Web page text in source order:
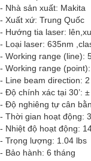
- Nhà sản xuất: Makita
- Xuất xứ: Trung Quốc
- Hướng tia laser:
- Loại laser: 635nm
- Working range (line):
- Working range (point):
- Line beam direction:
- Độ chính xác tại 30’:
- Độ nghiêng tự cân
- Thời gian hoạt động:
- Nhiệt độ hoạt động:
- Trọng lượng: 1.04 lbs
- Bảo hành: 6 tháng